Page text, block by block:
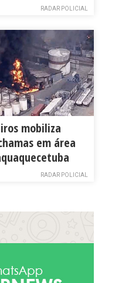
RADAR POLICIAL
mobiliza
em área
RADAR POLICIAL